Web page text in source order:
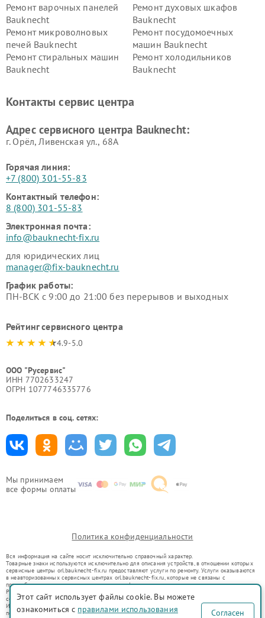
Мы принимаем
все формы оплаты
Ремонт варочных панелей
Bauknecht
Ремонт духовых шкафов
Bauknecht
Ремонт микроволновых
печей Bauknecht
Ремонт посудомоечных
машин Bauknecht
Ремонт стиральных машин
Bauknecht
Ремонт холодильников
Bauknecht
Контакты сервис центра
Адрес сервисного центра Bauknecht:
г. Орёл, Ливенская ул., 68А
Горячая линия:
+7 (800) 301-55-83
Контактный телефон:
8 (800) 301-55-83
Электронная почта:
info@bauknecht-fix.ru
для юридических лиц
manager@fix-bauknecht.ru
График работы:
ПН-ВСК с 9:00 до 21:00 без перерывов и выходных
Рейтинг сервисного центра
4.9-5.0
ООО "Русервис"
ИНН 7702633247
ОГРН 1077746335776
Поделиться в соц. сетях:
Политика конфиденциальности
Вся информация на сайте носит исключительно справочный характер.
Товарные знаки используются исключительно для описания устройств, в отношении которых
сервисные центры orl.bauknecht-fix.ru предоставляют услуги по ремонту. Услуги оказываются
в неавторизованных сервисных центрах orl.bauknecht-fix.ru, которые не связаны с
правообладателями товарных знаков или их официальными представителями.
Ремонт осуществляется для устройств, уже введенных в гражданский оборот в соответствии
со статьей 1487 ГК РФ.
Использование товарных знаков не преследует цели индивидуализации услуг или введения
потребителей в заблуждение, а служит для информирования о предоставляемых услугах по
Этот сайт использует файлы cookie. Вы можете
ознакомиться с правилами использования
Согласен